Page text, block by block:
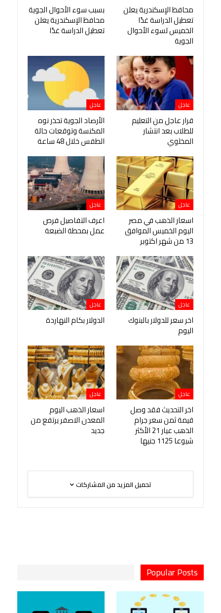
محافظ الإسكندرية يعلن
تعطيل الدراسة غدًا
الخميس لسوء الأحوال
الجوية
بسبب سوء الأحوال الجوية
محافظ الإسكندرية يعلن
تعطيل الدراسة غدًا
عاجل
قرار عاجل من التعليم
للطلاب بعد انتشار
المخلوي
عاجل
الأرصاد الجوية تحذر نوه
المكنسة وتوقعات حالة
الطقس خلال 48 ساعة
عاجل
اسعار الذهب في مصر
اليوم الخميس الموافق
13 من شهر اكتوبر
عاجل
اعرف التفاصيل فرص
عمل بمحطة الضبعة
عاجل
اخر سعر للدولار بالبنوك
اليوم
عاجل
الدولار بكام النهاردة
عاجل
اخر التحديث فقد وصل
قيمة ثمن سعر جرام
الذهب عيار 21 الأكثر
شيوعا 1125 جنيها
عاجل
اسعار الذهب اليوم
المعدن الاصفر يرتفع من
جديد
تحميل المزيد من المشاركات
Popular Posts